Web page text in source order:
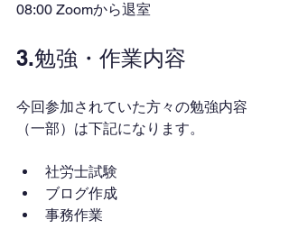
08:00 Zoomから退室
3.勉強・作業内容
今回参加されていた方々の勉強内容
（一部）は下記になります。
社労士試験
ブログ作成
事務作業